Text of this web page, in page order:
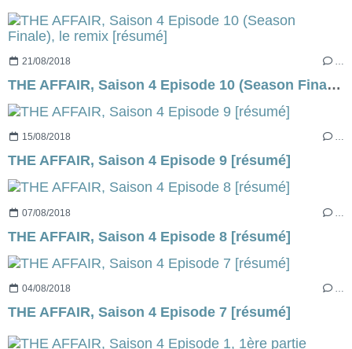
21/08/2018 …
THE AFFAIR, Saison 4 Episode 10 (Season Finale), le remix [résumé]
15/08/2018 …
THE AFFAIR, Saison 4 Episode 9 [résumé]
07/08/2018
THE AFFAIR, Saison 4 Episode 8 [résumé]
04/08/2018 …
THE AFFAIR, Saison 4 Episode 7 [résumé]